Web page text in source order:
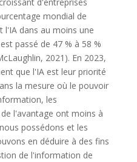
mondial de
l'IA dans au moins une
passé de 47 % à 58 %
2021). En 2023,
que l'IA est leur priorité
la mesure où le pouvoir
les
l'avantage ont moins à
possédons et les
en déduire à des fins
de l'information de